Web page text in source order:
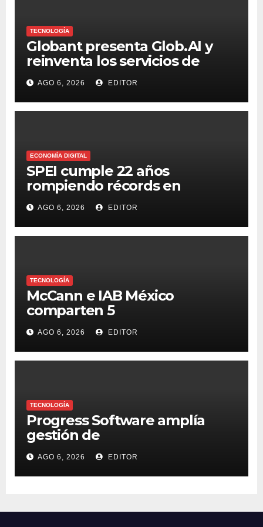
TECNOLOGÍA
Globant presenta Glob.AI y
reinventa los servicios de
tecnología para la era de la IA
AGO 6, 2026 EDITOR
ECONOMÍA DIGITAL
SPEI cumple 22 años
rompiendo récords en
transferencias y adopción
AGO 6, 2026 EDITOR
TECNOLOGÍA
McCann e IAB México
comparten 5
macrotendencias en la
industria del marketing y la
publicidad
AGO 6, 2026 EDITOR
TECNOLOGÍA
Progress Software amplía
gestión de
supercomputadoras de IA
NVIDIA DGX Spark con Chef
AGO 6, 2026 EDITOR